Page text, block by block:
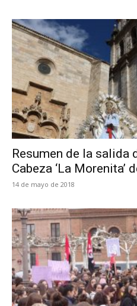
Resumen de la salida
Cabeza ‘La Morenita’
14 de mayo de 2018